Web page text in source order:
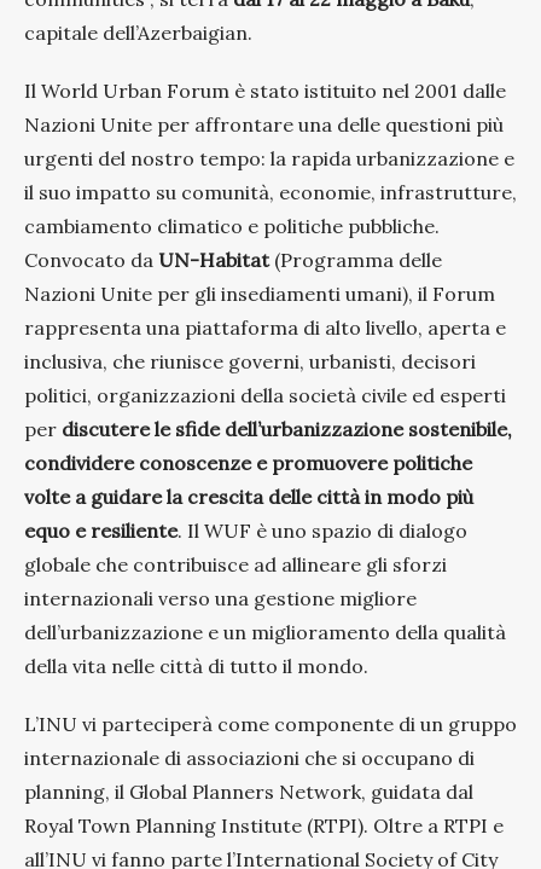
capitale dell’Azerbaigian.
Il World Urban Forum è stato istituito nel 2001 dalle
Nazioni Unite per affrontare una delle questioni più
urgenti del nostro tempo: la rapida urbanizzazione e
il suo impatto su comunità, economie, infrastrutture,
cambiamento climatico e politiche pubbliche.
Convocato da UN-Habitat(Programma delle
Nazioni Unite per gli insediamenti umani), il Forum
rappresenta una piattaforma di alto livello, aperta e
inclusiva, che riunisce governi, urbanisti, decisori
politici, organizzazioni della società civile ed esperti
per discutere le sfide dell’urbanizzazione sostenibile,
condividere conoscenze e promuovere politiche
volte a guidare la crescita delle città in modo più
equo e resiliente. Il WUF è uno spazio di dialogo
globale che contribuisce ad allineare gli sforzi
internazionali verso una gestione migliore
dell’urbanizzazione e un miglioramento della qualità
della vita nelle città di tutto il mondo.
L’INU vi parteciperà come componente di un gruppo
internazionale di associazioni che si occupano di
planning, il Global Planners Network, guidata dal
Royal Town Planning Institute (RTPI). Oltre a RTPI e
all’INU vi fanno parte l’International Society of City